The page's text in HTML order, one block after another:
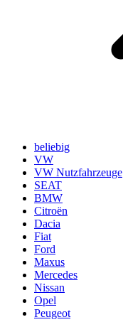
beliebig
VW
VW Nutzfahrzeuge
SEAT
BMW
Citroën
Dacia
Fiat
Ford
Maxus
Mercedes
Nissan
Opel
Peugeot